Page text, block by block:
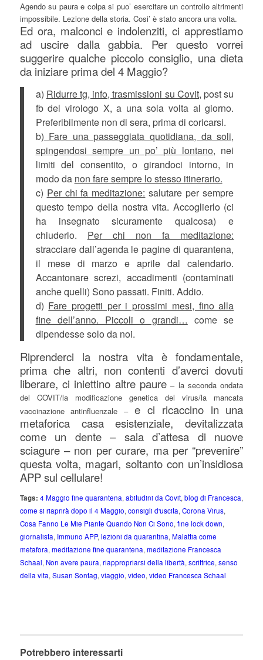
Agendo su paura e colpa si puo’ esercitare un controllo altrimenti
impossibile. Lezione della storia. Cosi’ è stato ancora una volta.
Ed ora, malconci e indolenziti, ci apprestiamo
ad uscire dalla gabbia. Per questo vorrei
suggerire qualche piccolo consiglio, una dieta
da iniziare prima del 4 Maggio?
a) Ridurre tg, info, trasmissioni su Covit, post su
fb del virologo X, a una sola volta al giorno.
Preferibilmente non di sera, prima di coricarsi.
b) Fare una passeggiata quotidiana, da soli,
spingendosi sempre un po’ più lontano, nei
limiti del consentito, o girandoci intorno, in
modo da non fare sempre lo stesso itinerario.
c) Per chi fa meditazione: salutare per sempre
questo tempo della nostra vita. Accoglierlo (ci
ha insegnato sicuramente qualcosa) e
chiuderlo. Per chi non fa meditazione:
stracciare dall’agenda le pagine di quarantena,
il mese di marzo e aprile dal calendario.
Accantonare screzi, accadimenti (contaminati
anche quelli) Sono passati. Finiti. Addio.
d) Fare progetti per i prossimi mesi, fino alla
fine dell’anno. Piccoli o grandi… come se
dipendesse solo da noi.
Riprenderci la nostra vita è fondamentale,
prima che altri, non contenti d’averci dovuti
liberare, ci iniettino altre paure – la seconda ondata
del COVIT/la modificazione genetica del virus/la mancata
vaccinazione antinfluenzale –e ci ricaccino in una
metaforica casa esistenziale, devitalizzata
come un dente – sala d’attesa di nuove
sciagure – non per curare, ma per “prevenire”
questa volta, magari, soltanto con un’insidiosa
APP sul cellulare!
Tags: 4 Maggio fine quarantena, abitudini da Covit, blog di Francesca,
come si riaprirà dopo il 4 Maggio, consigli d'uscita, Corona Virus,
Cosa Fanno Le Mie Piante Quando Non Ci Sono, fine lock down,
giornalista, Immuno APP, lezioni da quarantina, Malattia come
metafora, meditazione fine quarantena, meditazione Francesca
Schaal, Non avere paura, riappropriarsi della libertà, scrittrice, senso
della vita, Susan Sontag, viaggio, video, video Francesca Schaal
Potrebbero interessarti